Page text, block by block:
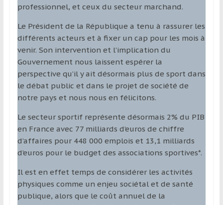
professionnel, et ceux du secteur marchand.
Le Président de la République a tenu à rassurer les
différents acteurs et à fixer un cap pour les mois à
venir. Son intervention et l’implication du
Gouvernement nous laissent espérer la
perspective qu’il y ait désormais plus de sport dans
le débat public et dans le projet de société de
notre pays et nous nous en félicitons.
Le secteur sportif représente désormais 2% du PIB
en France avec 77 milliards d’euros de chiffre
d’affaires pour 448 000 emplois et 13,1 milliards
d’euros pour le budget des associations sportives*.
Il est en effet temps de considérer les activités
physiques comme un enjeu sociétal et de santé
publique, alors que le coût annuel de la